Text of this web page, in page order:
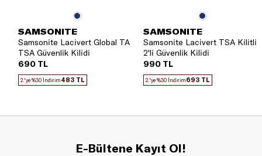
SAMSONITE
Samsonite Lacivert Global TA
TSA Güvenlik Kilidi
690 TL
2.'ye %30 İndirim483 TL
SAMSONITE
Samsonite Lacivert TSA Kilitli
2'li Güvenlik Kilidi
990 TL
2.'ye %30 İndirim693 TL
E-Bültene Kayıt Ol!